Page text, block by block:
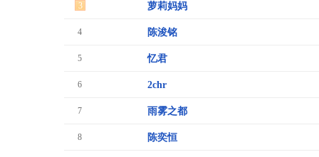
3 萝莉妈妈
4 陈浚铭
5 忆君
6 2chr
7 雨雾之都
8 陈奕恒